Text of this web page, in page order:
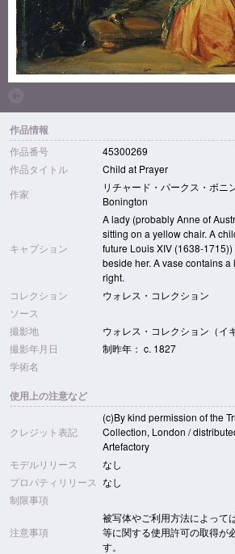
作品情報
作品番号
45300269
作品タイトル
Child at Prayer
作家
リチャード・パークス・ボニ
Bonington
キャプション
A lady (probably Anne of
sitting on a yellow chair. A
future Louis XIV (1638-
beside her. A vase contains
right.
コレクション
ウォレス・コレクション
ソース
撮影地
ウォレス・コレクション（イ
撮影年月日
制昨年： c. 1827
学術名
使用上の注意など
クレジット表記
(c)By kind permission of the
Collection, London /
Artefactory
モデルリリース
なし
プロパティリリース なし
制限事項
注意事項
被写体やご利用方法によって
等に関する使用許可の取得が
す。